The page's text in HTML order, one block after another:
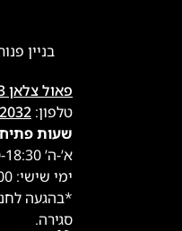
בניין
פאול צלאן 3 תל אביב
טלפון:
שעות
א’-ה’ 10:00-18:30
ימי שישי: 10:00-14:00
*בהגעה
סגירה.